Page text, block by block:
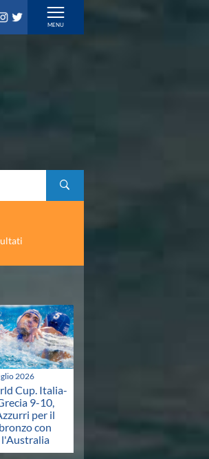
2026
Cup. Italia-
9-10,
per il
bronzo con
l'Australia